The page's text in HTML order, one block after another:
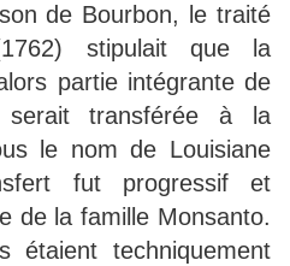
de Bourbon, le traité
stipulait que la
partie intégrante de
serait transférée à la
le nom de Louisiane
fut progressif et
de la famille Monsanto.
étaient techniquement